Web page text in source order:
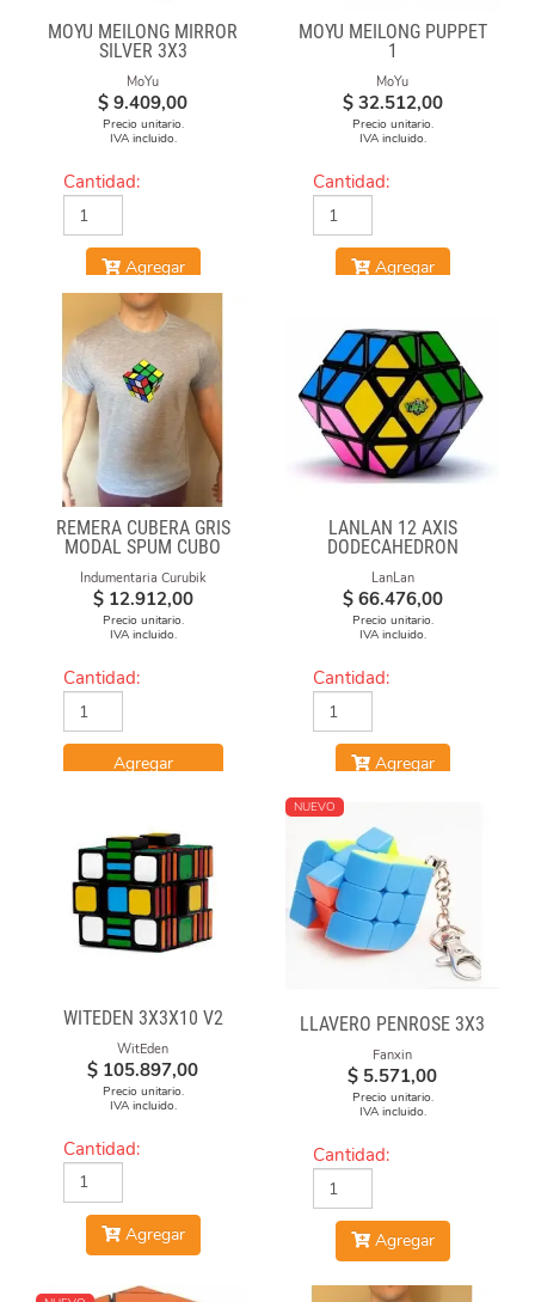
MOYU MEILONG MIRROR
SILVER 3X3
MoYu
$ 9.409,00
Precio unitario.
IVA incluido.
Cantidad:
Agregar
MOYU MEILONG PUPPET
1
MoYu
$ 32.512,00
Precio unitario.
IVA incluido.
Cantidad:
Agregar
REMERA CUBERA GRIS
MODAL SPUM CUBO
Indumentaria Curubik
$ 12.912,00
Precio unitario.
IVA incluido.
Cantidad:
Agregar
LANLAN 12 AXIS
DODECAHEDRON
DIAMOND CUBE
LanLan
$ 66.476,00
Precio unitario.
IVA incluido.
Cantidad:
Agregar
WITEDEN 3X3X10 V2
WitEden
$ 105.897,00
Precio unitario.
IVA incluido.
Cantidad:
Agregar
NUEVO
LLAVERO PENROSE 3X3
Fanxin
$ 5.571,00
Precio unitario.
IVA incluido.
Cantidad:
Agregar